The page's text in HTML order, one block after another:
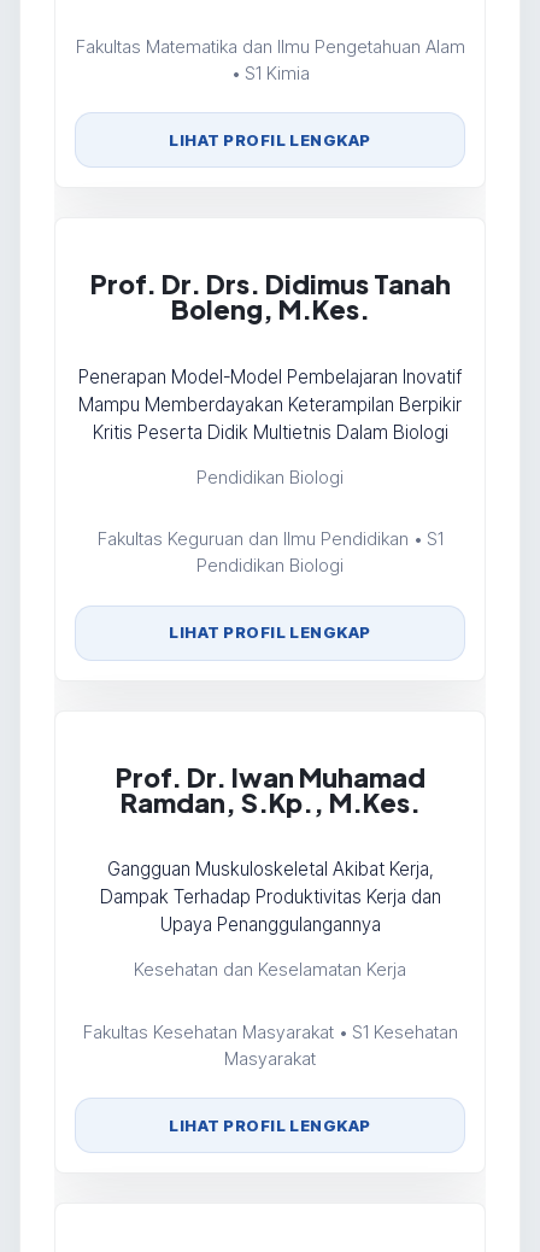
Fakultas Matematika dan Ilmu Pengetahuan Alam
• S1 Kimia
LIHAT PROFIL LENGKAP
Prof. Dr. Drs. Didimus Tanah
Boleng, M.Kes.
Penerapan Model-Model Pembelajaran Inovatif
Mampu Memberdayakan Keterampilan Berpikir
Kritis Peserta Didik Multietnis Dalam Biologi
Pendidikan Biologi
Fakultas Keguruan dan Ilmu Pendidikan • S1
Pendidikan Biologi
LIHAT PROFIL LENGKAP
Prof. Dr. Iwan Muhamad
Ramdan, S.Kp., M.Kes.
Gangguan Muskuloskeletal Akibat Kerja,
Dampak Terhadap Produktivitas Kerja dan
Upaya Penanggulangannya
Kesehatan dan Keselamatan Kerja
Fakultas Kesehatan Masyarakat • S1 Kesehatan
Masyarakat
LIHAT PROFIL LENGKAP